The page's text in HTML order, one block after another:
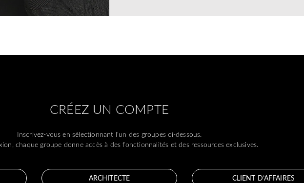
CRÉEZ UN COMPTE
Inscrivez-vous en sélectionnant l'un des groupes ci-dessous.
chaque groupe donne accès à des fonctionnalités et des ressources exclusives.
ARCHITECTE CLIENT D’AFFAIRES